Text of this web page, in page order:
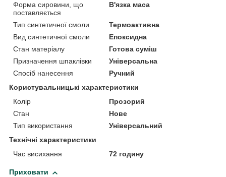
Форма сировини, що
поставляється
В'язка маса
Тип синтетичної смоли
Термоактивна
Вид синтетичної смоли
Епоксидна
Стан матеріалу
Готова суміш
Призначення шпаклівки
Універсальна
Спосіб нанесення
Ручний
Користувальницькі характеристики
Колір
Прозорий
Стан
Нове
Тип використання
Універсальний
Технічні характеристики
Час висихання
72 годину
Приховати